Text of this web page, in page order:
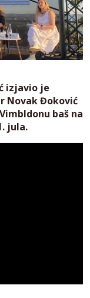
izjavio je
Novak Đoković
baš na
jula.